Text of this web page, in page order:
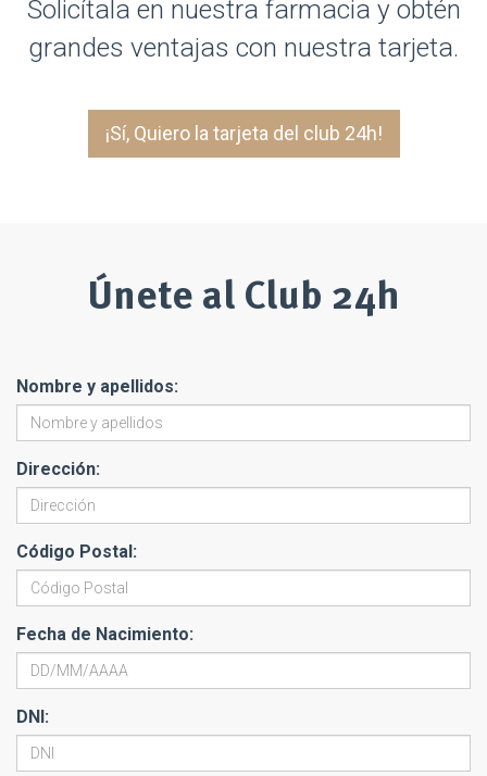
Solicítala en nuestra farmacia y obtén
grandes ventajas con nuestra tarjeta.
¡Sí, Quiero la tarjeta del club 24h!
Únete al Club 24h
Nombre y apellidos:
Dirección:
Código Postal:
Fecha de Nacimiento:
DNI: